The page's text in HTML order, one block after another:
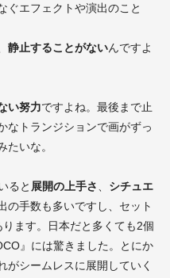
ぐエフェクトや演出のこと
静止することがないんですよ
い努力ですよね。最後まで止
なトランジションで画がずっ
たいな。
ると 展開の上手さ、 シチュエ
の手数も多いですし、セット
ます。日本だと多くても2個
』には驚きました。とにか
がシームレスに展開していく